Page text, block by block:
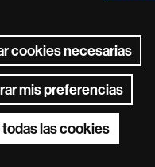
cookies necesarias
mis preferencias
las cookies
Protección de datos
web Mapa del
Autònoma de